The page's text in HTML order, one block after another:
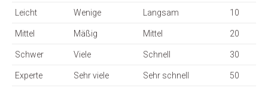
Leicht
Wenige Langsam 10
Mittel Mäßig Mittel 20
Schwer Viele Schnell 30
Experte Sehr viele Sehr schnell 50